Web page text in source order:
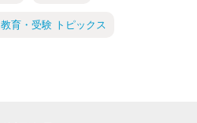
教育・受験 トピックス